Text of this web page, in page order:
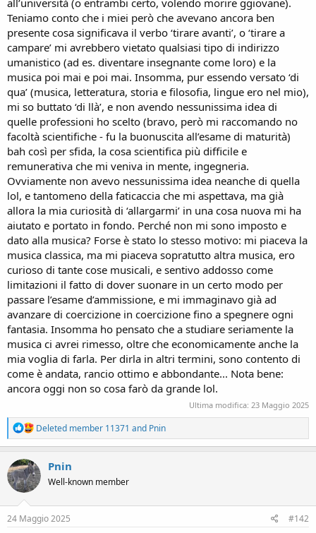
Teniamo conto che i miei però che avevano ancora ben
presente cosa significava il verbo ‘tirare avanti’, o ‘tirare a
campare’ mi avrebbero vietato qualsiasi tipo di indirizzo
umanistico (ad es. diventare insegnante come loro) e la
musica poi mai e poi mai. Insomma, pur essendo versato ‘di
qua’ (musica, letteratura, storia e filosofia, lingue ero nel mio),
mi so buttato ‘di llà’, e non avendo nessunissima idea di
quelle professioni ho scelto (bravo, però mi raccomando no
facoltà scientifiche - fu la buonuscita all’esame di maturità)
bah così per sfida, la cosa scientifica più difficile e
remunerativa che mi veniva in mente, ingegneria.
Ovviamente non avevo nessunissima idea neanche di quella
lol, e tantomeno della faticaccia che mi aspettava, ma già
allora la mia curiosità di ‘allargarmi’ in una cosa nuova mi ha
aiutato e portato in fondo. Perché non mi sono imposto e
dato alla musica? Forse è stato lo stesso motivo: mi piaceva la
musica classica, ma mi piaceva sopratutto altra musica, ero
curioso di tante cose musicali, e sentivo addosso come
limitazioni il fatto di dover suonare in un certo modo per
passare l’esame d’ammissione, e mi immaginavo già ad
avanzare di coercizione in coercizione fino a spegnere ogni
fantasia. Insomma ho pensato che a studiare seriamente la
musica ci avrei rimesso, oltre che economicamente anche la
mia voglia di farla. Per dirla in altri termini, sono contento di
come è andata, rancio ottimo e abbondante... Nota bene:
ancora oggi non so cosa farò da grande lol.
Ultima modifica: 23 Maggio 2025
R
e
a
c
t
i
n
s
Deleted member 11371 and Pnin
Pnin
Well-known member
24 Maggio 2025 #142